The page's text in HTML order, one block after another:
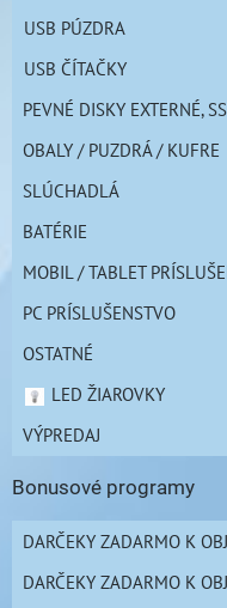
USB PÚZDRA
USB ČÍTAČKY
PEVNÉ DISKY EXTERNÉ,
OBALY / PUZDRÁ / KUFRE
SLÚCHADLÁ
BATÉRIE
MOBIL / TABLET
PC PRÍSLUŠENSTVO
OSTATNÉ
LED ŽIAROVKY
VÝPREDAJ
Bonusové programy
DARČEKY ZADARMO K
DARČEKY ZADARMO K